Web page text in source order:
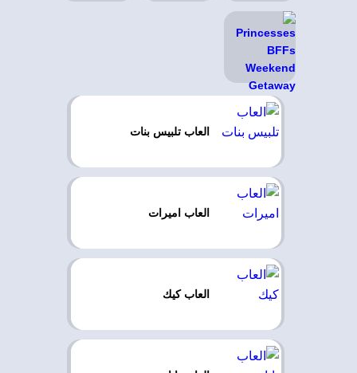
العاب تلبيس بنات
العاب اميرات
العاب كيك